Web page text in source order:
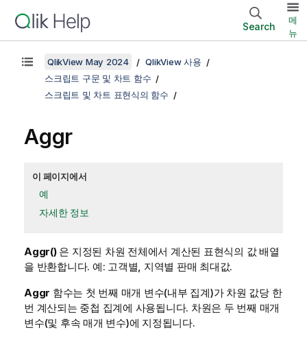
Search
메
뉴
QlikView May 2024
QlikView 사용
스크립트 구문 및 차트 함수
스크립트 및 차트 표현식의 함수
Aggr
이 페이지에서
예
자세한 정보
Aggr()은 지정된 차원 전체에서 계산된 표현식의 값 배열
을 반환합니다. 예: 고객별, 지역별 판매 최대값.
Aggr 함수는 첫 번째 매개 변수(내부 집계)가 차원 값당 한
번 계산되는 중첩 집계에 사용됩니다. 차원은 두 번째 매개
변수(및 후속 매개 변수)에 지정됩니다.